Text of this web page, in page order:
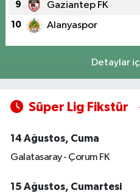
9 Gaziantep FK
10 Alanyaspor
Detaylar
Süper Lig Fikstür
14 Ağustos, Cuma
Galatasaray - Çorum FK
15 Ağustos, Cumartesi